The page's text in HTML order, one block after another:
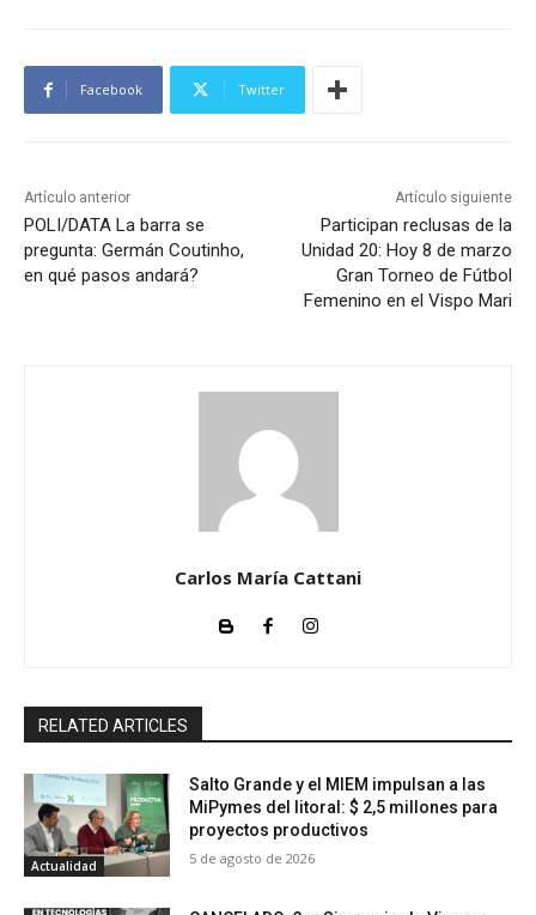
Facebook Twitter
Artículo anterior
POLI/DATA La barra se
pregunta: Germán Coutinho,
en qué pasos andará?
Artículo siguiente
Participan reclusas de la
Unidad 20: Hoy 8 de marzo
Gran Torneo de Fútbol
Femenino en el Vispo Mari
Carlos María Cattani
RELATED ARTICLES
Actualidad
Salto Grande y el MIEM impulsan a las
MiPymes del litoral: $ 2,5 millones para
proyectos productivos
5 de agosto de 2026